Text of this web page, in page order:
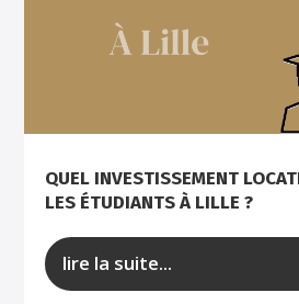
QUEL INVESTISSEMENT
LES ÉTUDIANTS À LILLE ?
lire la suite...